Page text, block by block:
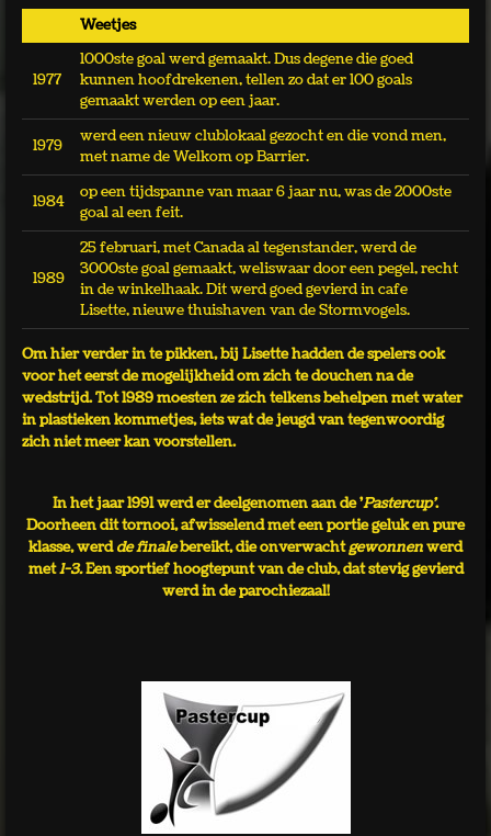
Weetjes
1977
1000ste goal werd gemaakt. Dus degene die goed
kunnen hoofdrekenen, tellen zo dat er 100 goals
gemaakt werden op een jaar.
1979
werd een nieuw clublokaal gezocht en die vond men,
met name de Welkom op Barrier.
1984
op een tijdspanne van maar 6 jaar nu, was de 2000ste
goal al een feit.
1989
25 februari, met Canada al tegenstander, werd de
3000ste goal gemaakt, weliswaar door een pegel, recht
in de winkelhaak. Dit werd goed gevierd in cafe
Lisette, nieuwe thuishaven van de Stormvogels.
Om hier verder in te pikken, bij Lisette hadden de spelers ook
voor het eerst de mogelijkheid om zich te douchen na de
wedstrijd. Tot 1989 moesten ze zich telkens behelpen met water
in plastieken kommetjes, iets wat de jeugd van tegenwoordig
zich niet meer kan voorstellen.
In het jaar 1991 werd er deelgenomen aan de 'Pastercup'.
Doorheen dit tornooi, afwisselend met een portie geluk en pure
klasse, werdde finalebereikt, die onverwachtgewonnenwerd
met1-3.Een sportief hoogtepunt van de club, dat stevig gevierd
werd in de parochiezaal!